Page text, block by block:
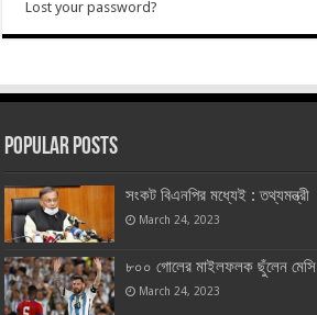
Lost your password?
Popular Posts
সংকট বিএনপির মধ্যেই : তথ্যমন্ত্রী
March 24, 2023
৮০০ গোলের মাইলফলক ছুঁলেন মেসি
March 24, 2023